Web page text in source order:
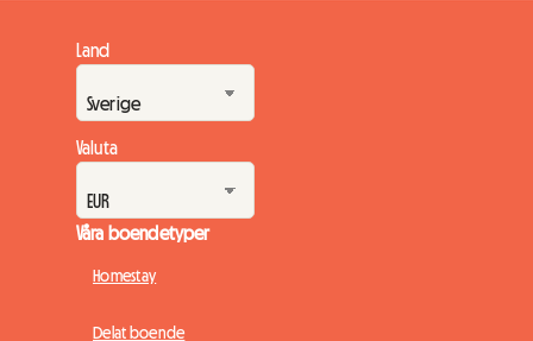
Land
Valuta
Våra boendetyper
Homestay
Delat boende